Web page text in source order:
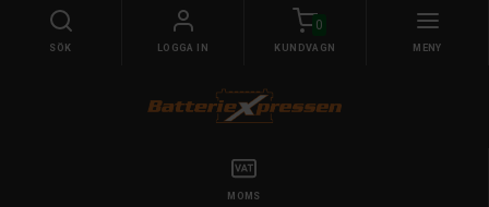
SÖK LOGGA IN
0
KUNDVAGN MENY
MOMS